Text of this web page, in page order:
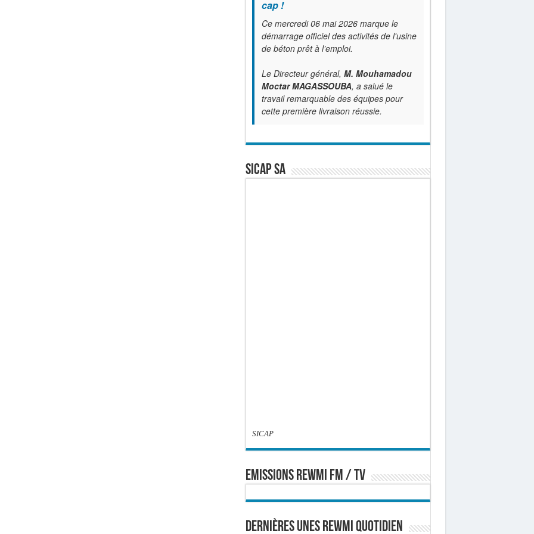
cap !
Ce mercredi 06 mai 2026 marque le
démarrage officiel des activités de l'usine
de béton prêt à l’emploi.
Le Directeur général, M. Mouhamadou
Moctar MAGASSOUBA, a salué le
travail remarquable des équipes pour
cette première livraison réussie.
SICAP SA
SICAP
EMISSIONS REWMI FM / TV
Dernières Unes Rewmi Quotidien